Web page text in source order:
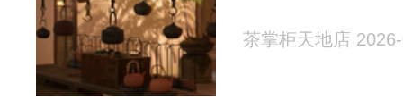
茶掌柜天地店